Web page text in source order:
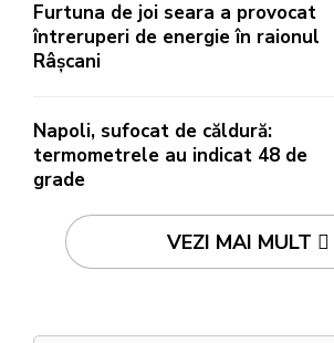
Furtuna de joi seara a provocat
întreruperi de energie în raionul
Râșcani
Napoli, sufocat de căldură:
termometrele au indicat 48 de
grade
VEZI MAI MULT